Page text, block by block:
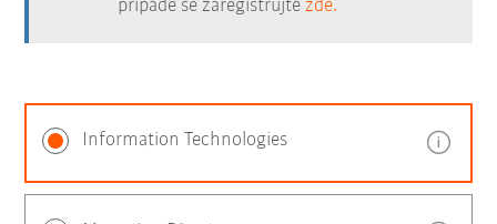
případě se zaregistrujtezde.
Information Technologies